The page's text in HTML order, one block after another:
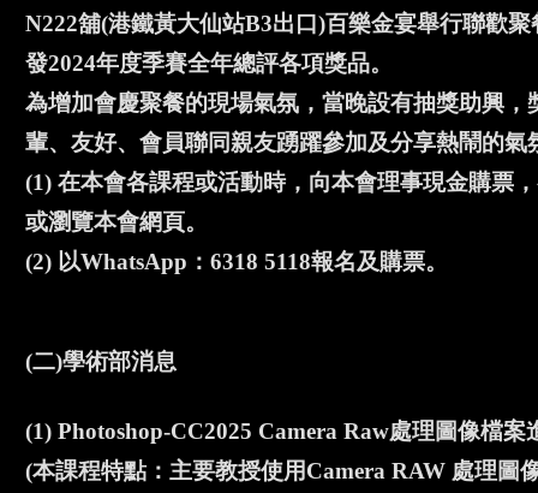
N222舖(港鐵黃大仙站B3出口)百樂金宴舉行聯歡
發2024年度季賽全年總評各項獎品。
為增加會慶聚餐的現場氣氛，當晚設有抽獎助興
輩、友好、會員聯同親友踴躍參加及分享熱鬧的氣
(1) 在本會各課程或活動時，向本會理事現金購票
或瀏覽本會網頁。
(2) 以WhatsApp：6318 5118報名及購票。
(二)學術部消息
(1) Photoshop-CC2025 Camera Raw處理圖像檔案
(本課程特點：主要教授使用Camera RAW 處理圖